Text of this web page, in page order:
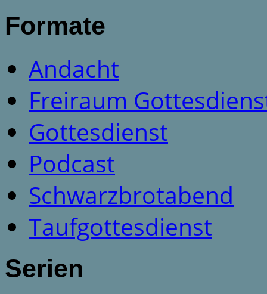
Formate
Andacht
Freiraum
Gottesdienst
Podcast
Schwarzbrotabend
Taufgottesdienst
Serien